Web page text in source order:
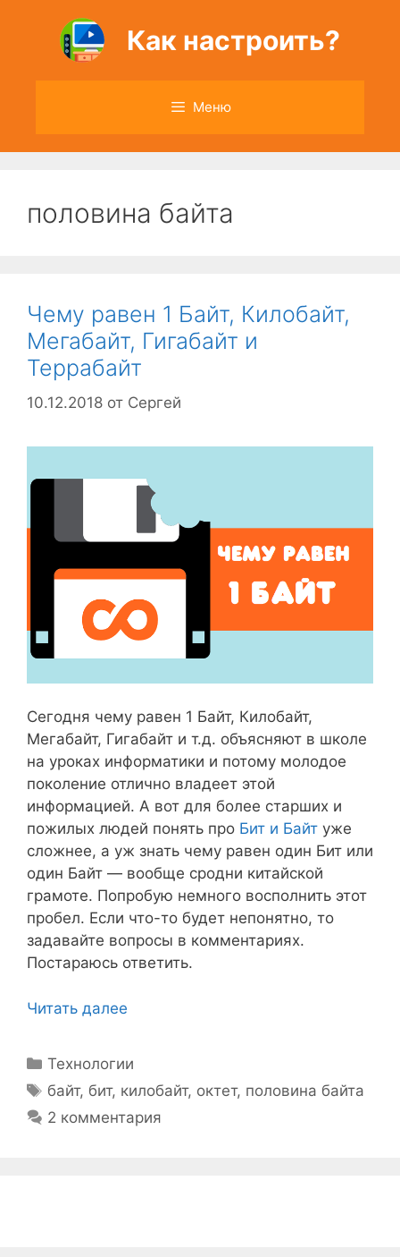
содержимому
Как настроить?
Меню
половина байта
Чему равен 1 Байт, Килобайт,
Мегабайт, Гигабайт и
Террабайт
10.12.2018 от Сергей
Сегодня чему равен 1 Байт, Килобайт,
Мегабайт, Гигабайт и т.д. объясняют в школе
на уроках информатики и потому молодое
поколение отлично владеет этой
информацией. А вот для более старших и
пожилых людей понять про Бит и Байт уже
сложнее, а уж знать чему равен один Бит или
один Байт — вообще сродни китайской
грамоте. Попробую немного восполнить этот
пробел. Если что-то будет непонятно, то
задавайте вопросы в комментариях.
Постараюсь ответить.
Читать далее
Рубрики
Технологии
Метки
байт, бит, килобайт, октет, половина байта
2 комментария